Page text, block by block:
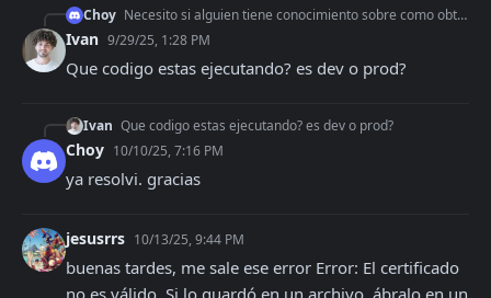
Choy Necesito si alguien tiene conocimiento sobre como obtener a partir del DNI obtenener el CUIT pq desde el dia 22 de septiembre me empezo a dar el error La Clave
Ivan 9/29/25, 1:28 PM
Que codigo estas ejecutando? es dev o prod?
Ivan Que codigo estas ejecutando? es dev o prod?
Choy 10/10/25, 7:16 PM
ya resolvi. gracias
jesusrrs 10/13/25, 9:44 PM
buenas tardes, me sale ese error Error: El certificado
no es válido. Si lo guardó en un archivo, ábralo en un